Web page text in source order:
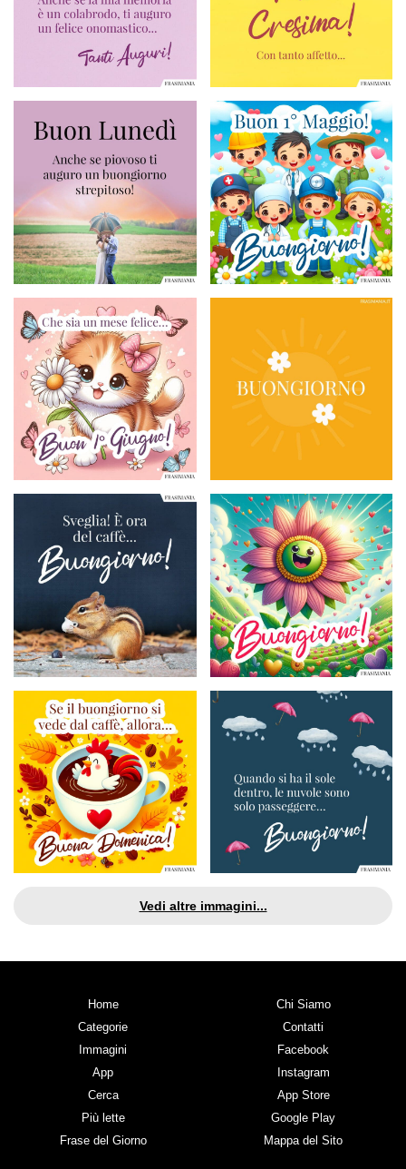
Vedi altre immagini...
Home
Categorie
Immagini
App
Cerca
Più lette
Frase del Giorno
Chi Siamo
Contatti
Facebook
Instagram
App Store
Google Play
Mappa del Sito